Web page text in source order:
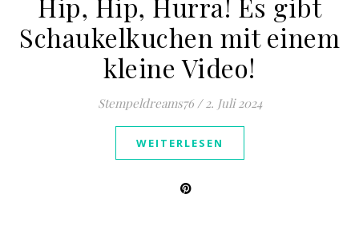
Schaukelkuchen mit einem
kleine Video!
Stempeldreams76 / 2. Juli 2024
WEITERLESEN